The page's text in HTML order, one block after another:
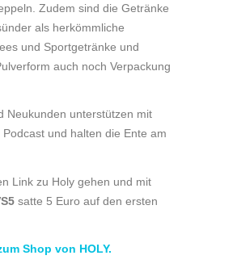
Zudem sind die Getränke
als herkömmliche
und Sportgetränke und
auch noch Verpackung
Neukunden unterstützen mit
und halten die Ente am
Link zu Holy gehen und mit
satte 5 Euro auf den ersten
Shop von HOLY.